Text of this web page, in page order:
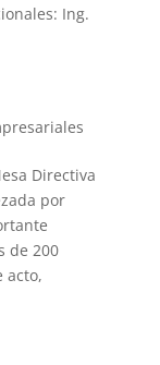
Ing.
Directiva
por
de 200
acto,